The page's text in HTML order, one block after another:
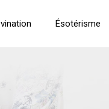
Ésotérisme